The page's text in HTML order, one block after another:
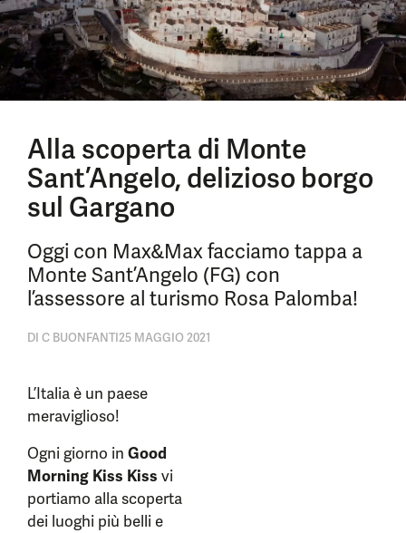
Alla scoperta di Monte
Sant’Angelo, delizioso borgo
sul Gargano
Oggi con Max&Max facciamo tappa a
Monte Sant’Angelo (FG) con
l’assessore al turismo Rosa Palomba!
DI C BUONFANTI25 MAGGIO 2021
L’Italia è un paese
meraviglioso!
Ogni giorno in Good
Morning Kiss Kiss vi
portiamo alla scoperta
dei luoghi più belli e